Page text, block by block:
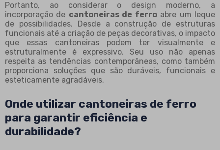
Portanto, ao considerar o design moderno, a
incorporação de cantoneiras de ferroabre um leque
de possibilidades. Desde a construção de estruturas
funcionais até a criação de peças decorativas, o impacto
que essas cantoneiras podem ter visualmente e
estruturalmente é expressivo. Seu uso não apenas
respeita as tendências contemporâneas, como também
proporciona soluções que são duráveis, funcionais e
esteticamente agradáveis.
Onde utilizar cantoneiras de ferro
para garantir eficiência e
durabilidade?